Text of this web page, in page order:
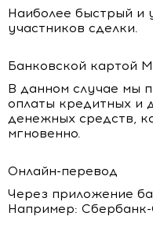
Наиболее быстрый и
участников сделки.
Банковской картой
В данном случае мы
оплаты кредитных и
денежных средств,
мгновенно.
Онлайн-перевод
Через приложение
Например: